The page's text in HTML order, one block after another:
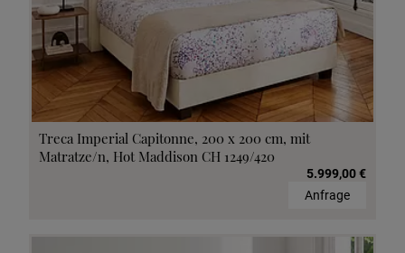
Treca Imperial Capitonne, 200 x 200 cm, mit
Matratze/n, Hot Maddison CH 1249/420
5.999,00 €
Anfrage